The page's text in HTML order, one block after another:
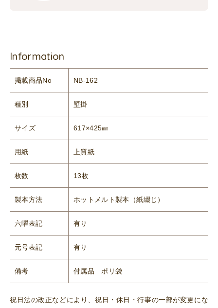
Information
掲載商品No NB-162
種別 壁掛
サイズ 617×425㎜
用紙 上質紙
枚数 13枚
製本方法 ホットメルト製本（紙綴じ）
六曜表記 有り
元号表記 有り
備考 付属品 ポリ袋
祝日法の改正などにより、祝日・休日・行事の一部が変更にな